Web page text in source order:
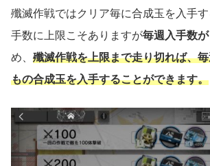
殲滅作戦ではクリア毎に合成玉を入手
手数に上限こそありますが毎週入手数
め、 殲滅作戦を上限まで走り切れば、
もの合成玉を入手することができます。